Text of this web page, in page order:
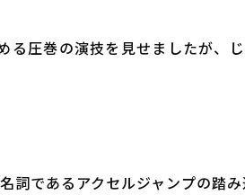
圧巻の演技を見せましたが、
であるアクセルジャンプの踏み